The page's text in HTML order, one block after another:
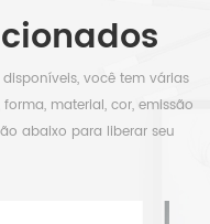
você tem várias
material, cor, emissão
abaixo para liberar seu